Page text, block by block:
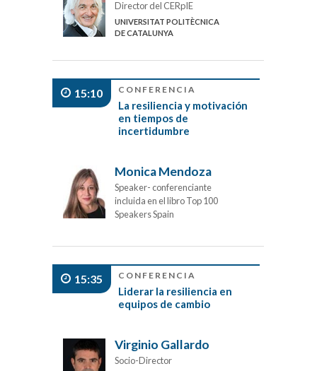
Director del CERpIE
UNIVERSITAT POLITÈCNICA
DE CATALUNYA
15:10 CONFERENCIA
La resiliencia y motivación
en tiempos de
incertidumbre
Monica Mendoza
Speaker- conferenciante
incluida en el libro Top 100
Speakers Spain
15:35 CONFERENCIA
Liderar la resiliencia en
equipos de cambio
Virginio Gallardo
Socio-Director